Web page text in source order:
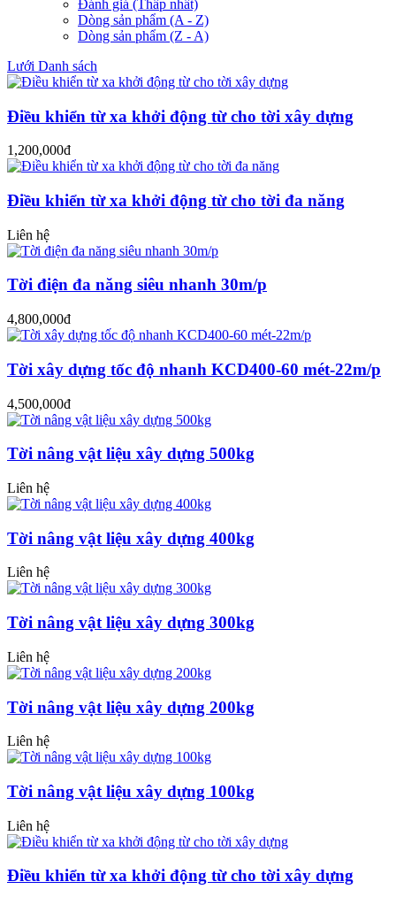
Đánh giá (Thấp nhất)
Dòng sản phẩm (A - Z)
Dòng sản phẩm (Z - A)
Lưới Danh sách
Điều khiển từ xa khởi động từ cho tời xây dựng
1,200,000đ
Điều khiển từ xa khởi động từ cho tời đa năng
Liên hệ
Tời điện đa năng siêu nhanh 30m/p
4,800,000đ
Tời xây dựng tốc độ nhanh KCD400-60 mét-22m/p
4,500,000đ
Tời nâng vật liệu xây dựng 500kg
Liên hệ
Tời nâng vật liệu xây dựng 400kg
Liên hệ
Tời nâng vật liệu xây dựng 300kg
Liên hệ
Tời nâng vật liệu xây dựng 200kg
Liên hệ
Tời nâng vật liệu xây dựng 100kg
Liên hệ
Điều khiển từ xa khởi động từ cho tời xây dựng